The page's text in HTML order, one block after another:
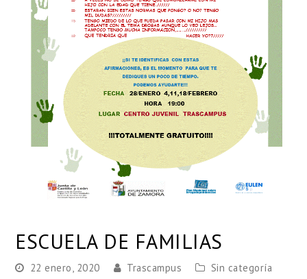
ESCUELA DE FAMILIAS
22 enero, 2020 Trascampus
Sin categoría